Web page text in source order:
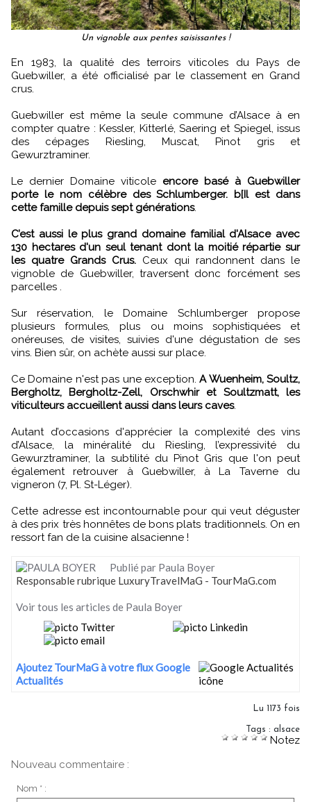
Un vignoble aux pentes saisissantes !
En 1983, la qualité des terroirs viticoles du Pays de
Guebwiller, a été officialisé par le classement en Grand
crus.
Guebwiller est même la seule commune d’Alsace à en
compter quatre : Kessler, Kitterlé, Saering et Spiegel, issus
des cépages Riesling, Muscat, Pinot gris et
Gewurztraminer.
Le dernier Domaine viticole encore basé à Guebwiller
porte le nom célèbre des Schlumberger. b[Il est dans
cette famille depuis sept générations.
C’est aussi le plus grand domaine familial d'Alsace avec
130 hectares d'un seul tenant dont la moitié répartie sur
les quatre Grands Crus. Ceux qui randonnent dans le
vignoble de Guebwiller, traversent donc forcément ses
parcelles .
Sur réservation, le Domaine Schlumberger propose
plusieurs formules, plus ou moins sophistiquées et
onéreuses, de visites, suivies d'une dégustation de ses
vins. Bien sûr, on achète aussi sur place.
Ce Domaine n'est pas une exception.A Wuenheim, Soultz,
Bergholtz, Bergholtz-Zell, Orschwhir et Soultzmatt, les
viticulteurs accueillent aussi dans leurs caves.
Autant d’occasions d'apprécier la complexité des vins
d’Alsace, la minéralité du Riesling, l’expressivité du
Gewurztraminer, la subtilité du Pinot Gris que l'on peut
également retrouver à Guebwiller, à La Taverne du
vigneron (7, Pl. St-Léger).
Cette adresse est incontournable pour qui veut déguster
à des prix très honnêtes de bons plats traditionnels. On en
ressort fan de la cuisine alsacienne !
Publié par Paula Boyer
Responsable rubrique LuxuryTravelMaG - TourMaG.com
Voir tous les articles de Paula Boyer
Ajoutez TourMaG à votre flux Google
Actualités
Lu 1173 fois
Tags : alsace
Notez
Nouveau commentaire :
Nom * :